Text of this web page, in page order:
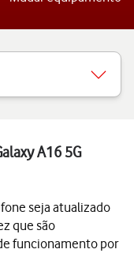
A16 5G
seja atualizado
que são
funcionamento por